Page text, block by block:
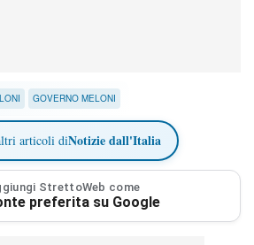
GOVERNO MELONI
articoli diNotizie dall'Italia
StrettoWeb come
preferita su Google